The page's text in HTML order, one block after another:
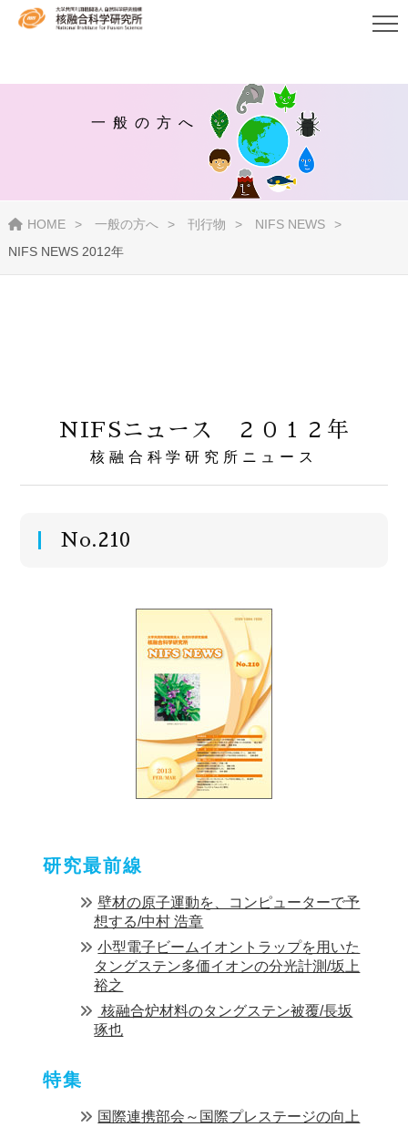
一般の方へ
HOME 一般の方へ 刊行物
NIFS NEWS
NIFS NEWS 2012年
NIFSニュース ２０１２年
核融合科学研究所ニュース
No.210
研究最前線
壁材の原子運動を、コンピューターで予
想する/中村 浩章
小型電子ビームイオントラップを用いた
タングステン多価イオンの分光計測/坂上
裕之
核融合炉材料のタングステン被覆/長坂
琢也
特集
国際連携部会～国際プレステージの向上